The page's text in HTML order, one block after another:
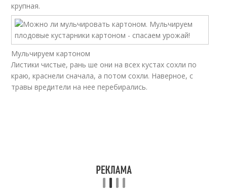
крупная.
Мульчируем картоном
Листики чистые, рань ше они на всех кустах сохли по
краю, краснели сначала, а потом сохли. Наверное, с
травы вредители на нее перебирались.